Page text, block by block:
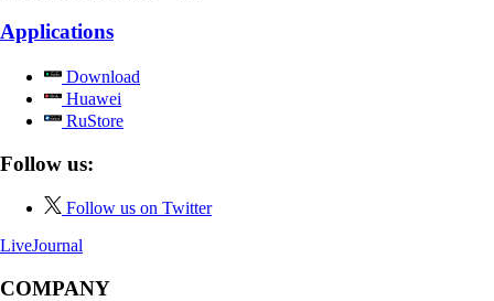
Applications
Download
Huawei
RuStore
Follow us:
Follow us on Twitter
LiveJournal
COMPANY